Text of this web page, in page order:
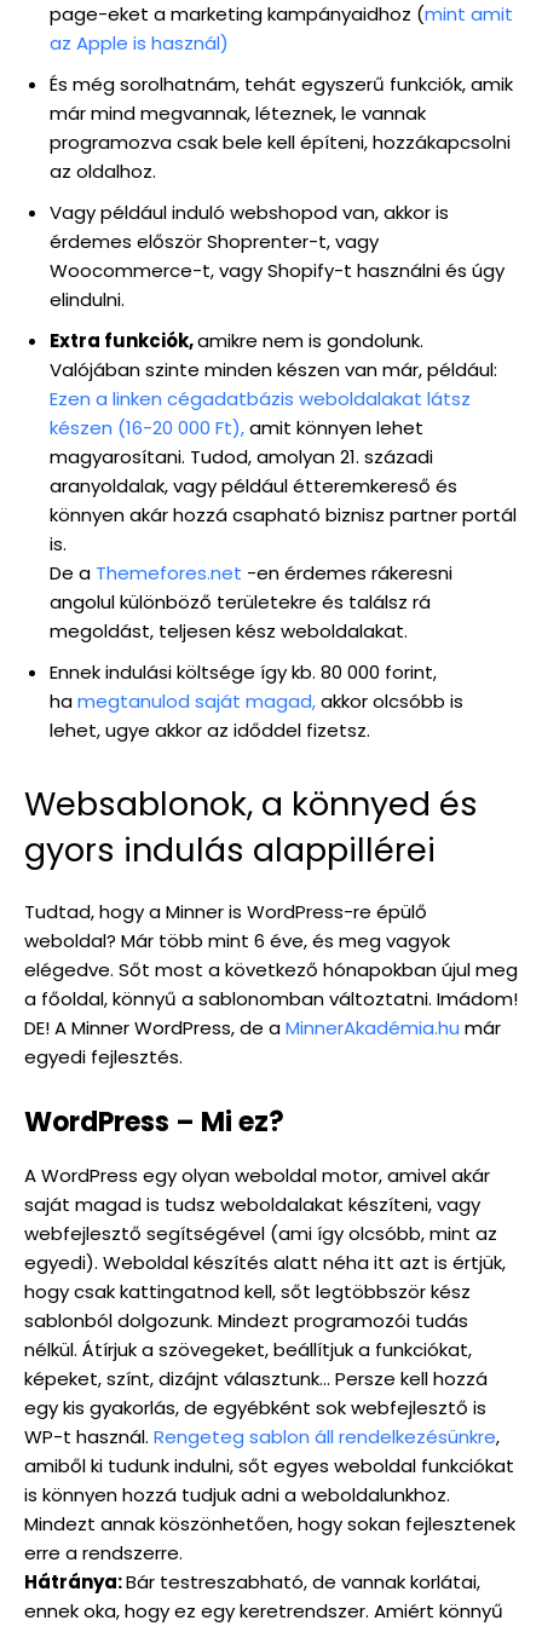
page-eket a marketing kampányaidhoz (mint amit
az Apple is használ)
És még sorolhatnám, tehát egyszerű funkciók, amik
már mind megvannak, léteznek, le vannak
programozva csak bele kell építeni, hozzákapcsolni
az oldalhoz.
Vagy például induló webshopod van, akkor is
érdemes először Shoprenter-t, vagy
Woocommerce-t, vagy Shopify-t használni és úgy
elindulni.
Extra funkciók,amikre nem is gondolunk.
Valójában szinte minden készen van már, például:
Ezen a linken cégadatbázis weboldalakat látsz
készen (16-20 000 Ft),amit könnyen lehet
magyarosítani. Tudod, amolyan 21. századi
aranyoldalak, vagy például étteremkereső és
könnyen akár hozzá csapható biznisz partner portál
is.
De a Themefores.net -en érdemes rákeresni
angolul különböző területekre és találsz rá
megoldást, teljesen kész weboldalakat.
Ennek indulási költsége így kb. 80 000 forint,
hamegtanulod saját magad,akkor olcsóbb is
lehet, ugye akkor az időddel fizetsz.
Websablonok, a könnyed és
gyors indulás alappillérei
Tudtad, hogy a Minner is WordPress-re épülő
weboldal? Már több mint 6 éve, és meg vagyok
elégedve. Sőt most a következő hónapokban újul meg
a főoldal, könnyű a sablonomban változtatni. Imádom!
DE! A Minner WordPress, de aMinnerAkadémia.hu már
egyedi fejlesztés.
WordPress – Mi ez?
A WordPress egy olyan weboldal motor, amivel akár
saját magad is tudsz weboldalakat készíteni, vagy
webfejlesztő segítségével (ami így olcsóbb, mint az
egyedi). Weboldal készítés alatt néha itt azt is értjük,
hogy csak kattingatnod kell, sőt legtöbbször kész
sablonból dolgozunk. Mindezt programozói tudás
nélkül. Átírjuk a szövegeket, beállítjuk a funkciókat,
képeket, színt, dizájnt választunk… Persze kell hozzá
egy kis gyakorlás, de egyébként sok webfejlesztő is
WP-t használ. Rengeteg sablon áll rendelkezésünkre,
amiből ki tudunk indulni, sőt egyes weboldal funkciókat
is könnyen hozzá tudjuk adni a weboldalunkhoz.
Mindezt annak köszönhetően, hogy sokan fejlesztenek
erre a rendszerre.
Hátránya:Bár testreszabható, de vannak korlátai,
ennek oka, hogy ez egy keretrendszer. Amiért könnyű